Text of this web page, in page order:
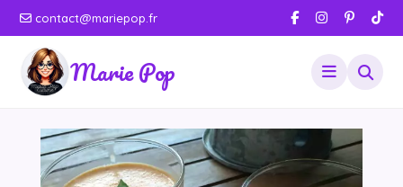
contact@mariepop.fr
Marie Pop